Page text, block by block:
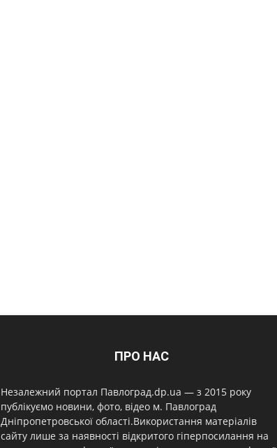
ПРО НАС
Незалежний портал Павлоград.dp.ua — з 2015 року
публікуємо новини, фото, відео м. Павлоград
Дніпропетровської області.Використання матеріалів
сайту лише за наявності відкритого гіперпосилання на